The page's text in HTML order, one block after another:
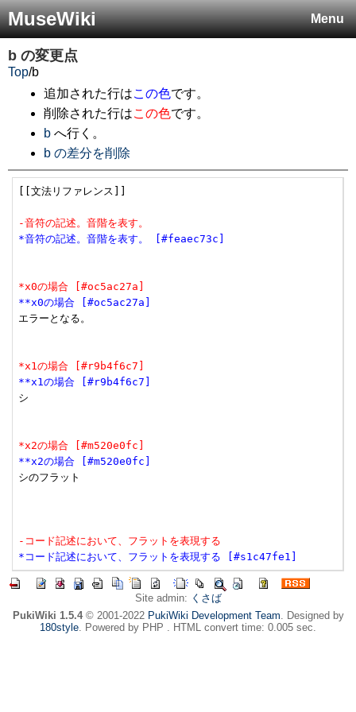
Menu
MuseWiki
b の変更点
Top/b
追加された行はこの色です。
削除された行はこの色です。
b へ行く。
b の差分を削除
[[文法リファレンス]]
-音符の記述。音階を表す。
*音符の記述。音階を表す。 [#feaec73c]
*x0の場合 [#oc5ac27a]
**x0の場合 [#oc5ac27a]
エラーとなる。
*x1の場合 [#r9b4f6c7]
**x1の場合 [#r9b4f6c7]
シ
*x2の場合 [#m520e0fc]
**x2の場合 [#m520e0fc]
シのフラット
-コード記述において、フラットを表現する
*コード記述において、フラットを表現する [#s1c47fe1]
Site admin: くさば
PukiWiki 1.5.4© 2001-2022 PukiWiki Development Team. Designed by
180style. Powered by PHP . HTML convert time: 0.005 sec.